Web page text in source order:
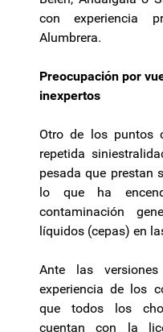
con experiencia
Alumbrera.
Preocupación por
inexpertos
Otro de los puntos
repetida
pesada que prestan
lo que ha
contaminación
líquidos (cepas) en
Ante las
experiencia de los
que todos los
cuentan con la